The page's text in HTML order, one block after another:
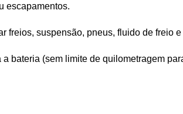
escapamentos.
freios, suspensão, pneus, fluido de freio
a bateria (sem limite de quilometragem